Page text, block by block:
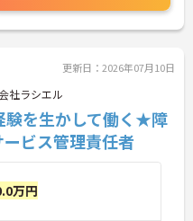
更新日：2026年07月10日
社ラシエル
験を生かして働く★障
ビス管理責任者
万円